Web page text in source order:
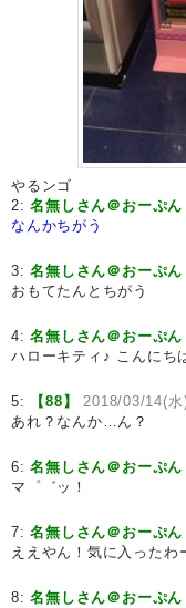
やるンゴ
2:名無しさん＠おーぷん
なんかちがう
3:名無しさん＠おーぷん
おもてたんとちがう
4:名無しさん＠おーぷん
ハローキティ♪ こんにち
5: 【88】
2018/03/14(
あれ？なんか…ん？
6:名無しさん＠おーぷん
マ゜゛ッ！
7:名無しさん＠おーぷん
ええやん！気に入ったわ
8:名無しさん＠おーぷん